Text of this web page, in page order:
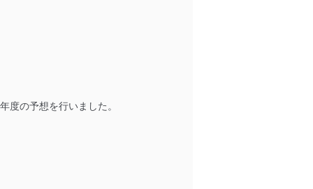
度の予想を行いました。